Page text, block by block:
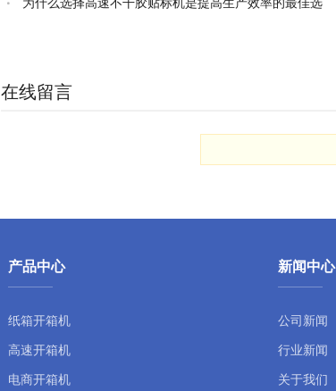
在线留言
产品中心
纸箱开箱机
高速开箱机
电商开箱机
新闻中心
公司新闻
行业新闻
关于我们